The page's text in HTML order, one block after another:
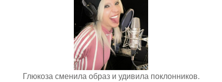
Глюкоза сменила образ и удивила поклонников.